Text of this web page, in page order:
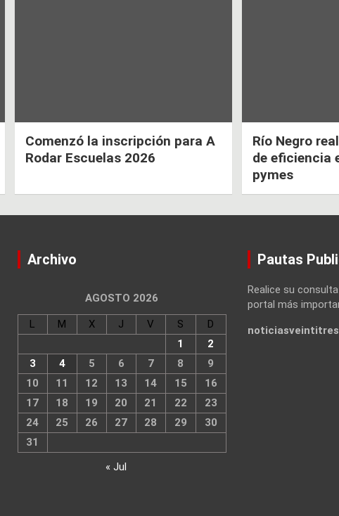
Comenzó la inscripción para A
Rodar Escuelas 2026
Río Negro
de eficiencia
pymes
Archivo
AGOSTO 2026
L M X J V S
D
1
2
3
4 5 6 7 8
9
10
11 12 13 14 15
16
17
18 19 20 21 22
23
24
25 26 27 28 29
30
31
« Jul
Pautas
Realice su
portal más